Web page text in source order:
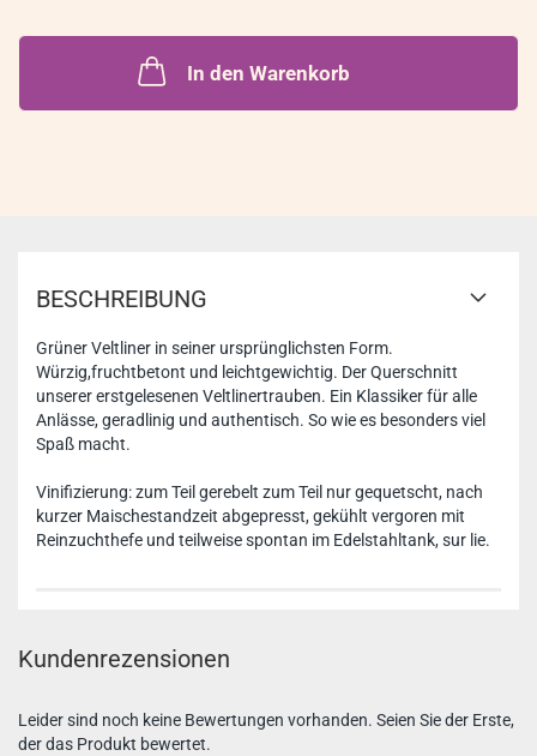
In den Warenkorb
BESCHREIBUNG
Grüner Veltliner in seiner ursprünglichsten Form.
Würzig,fruchtbetont und leichtgewichtig. Der Querschnitt
unserer erstgelesenen Veltlinertrauben. Ein Klassiker für alle
Anlässe, geradlinig und authentisch. So wie es besonders viel
Spaß macht.
Vinifizierung: zum Teil gerebelt zum Teil nur gequetscht, nach
kurzer Maischestandzeit abgepresst, gekühlt vergoren mit
Reinzuchthefe und teilweise spontan im Edelstahltank, sur lie.
Kundenrezensionen
Leider sind noch keine Bewertungen vorhanden. Seien Sie der Erste,
der das Produkt bewertet.